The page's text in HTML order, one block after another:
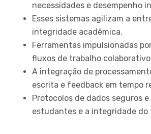
necessidades e desempenho
Esses sistemas agilizam a
integridade acadêmica.
Ferramentas impulsionadas
fluxos de trabalho
A integração de
escrita e feedback em tempo
Protocolos de dados seguros
estudantes e a integridade do